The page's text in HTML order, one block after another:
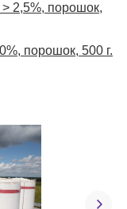
2,5%, порошок,
порошок, 500 г.